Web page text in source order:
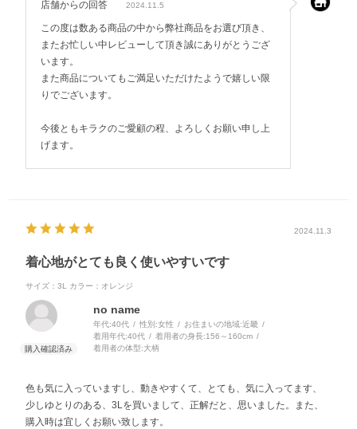
店舗からの回答 2024.11.5
この度は数ある商品の中から弊社商品をお選び頂き、
またお忙しい中レビューして頂き誠にありがとうござ
います。
また商品についてもご満足いただけたようで嬉しい限
りでございます。
今後ともキラクのご愛顧の程、よろしくお願い申し上
げます。
2024.11.3
着心地がとても良く使いやすいです
サイズ：3L カラー：オレンジ
no name
年代:40代 性別:女性 お住まいの地域:近畿
着用年代:40代 着用者の身長:156～160cm
着用者の体型:大柄
色も気に入っていますし、動きやすくて、とても、気に入ってます、
少しゆとりのある、3Lを買いまして、正解だと、思いました。また、
購入時は宜しくお願い致します。